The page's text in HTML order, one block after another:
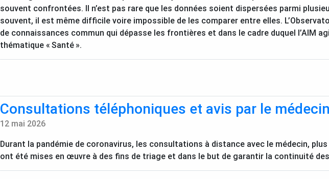
souvent confrontées. Il n’est pas rare que les données soient dispersées parmi
souvent, il est même difficile voire impossible de les comparer entre elles.
de connaissances commun qui dépasse les frontières et dans le cadre duquel l’AIM
thématique « Santé ».
Consultations téléphoniques et avis par le
12 mai 2026
Durant la pandémie de coronavirus, les consultations à distance avec le médecin,
ont été mises en œuvre à des fins de triage et dans le but de garantir la continuité